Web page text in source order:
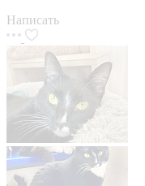
Написать